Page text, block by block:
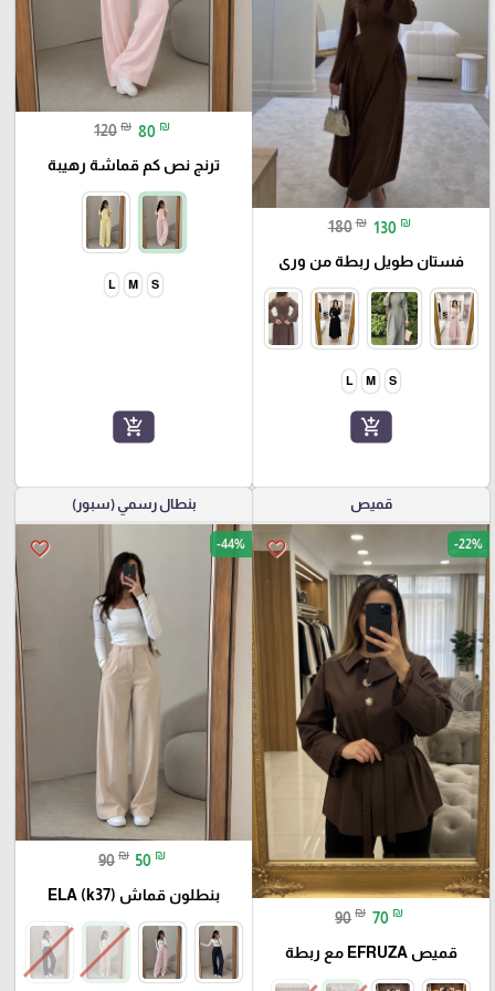
180 ₪ 130 ₪
فستان طويل ربطة من ورى
S
M
L
add_shopping_cart
120 ₪ 80 ₪
ترنج نص كم قماشة رهيبة
S
M
L
add_shopping_cart
قميص
favorite_border -22%
90 ₪ 70 ₪
قميص EFRUZA مع ربطة
بنطال رسمي (سبور)
favorite_border -44%
90 ₪ 50 ₪
بنطلون قماش ELA (k37)